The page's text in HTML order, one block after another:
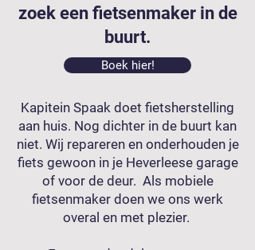
zoek een fietsenmaker in de
buurt.
Boek hier!
Kapitein Spaak doet fietsherstelling
aan huis. Nog dichter in de buurt kan
niet. Wij repareren en onderhouden je
fiets gewoon in je Heverleese garage
of voor de deur. Als mobiele
fietsenmaker doen we ons werk
overal en met plezier.